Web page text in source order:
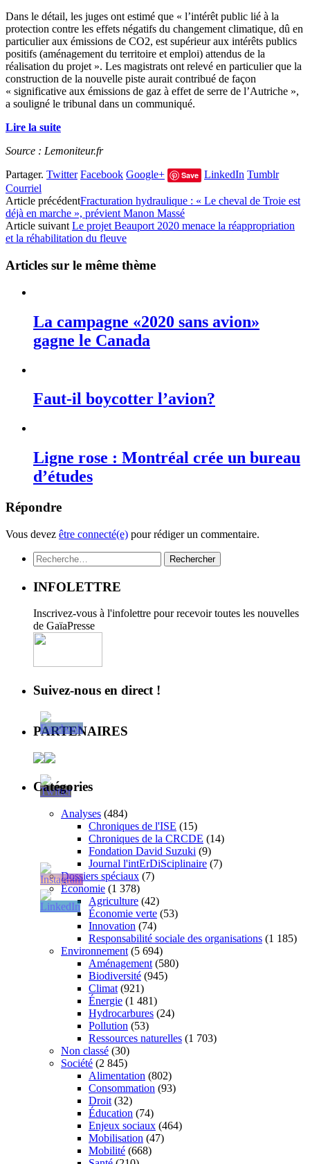
Dans le détail, les juges ont estimé que « l’intérêt public lié à la
protection contre les effets négatifs du changement climatique, dû en
particulier aux émissions de CO2, est supérieur aux intérêts publics
positifs (aménagement du territoire et emploi) attendus de la
réalisation du projet ». Les magistrats ont relevé en particulier que la
construction de la nouvelle piste aurait contribué de façon
« significative aux émissions de gaz à effet de serre de l’Autriche »,
a souligné le tribunal dans un communiqué.
Lire la suite
Source : Lemoniteur.fr
Partager. Twitter Facebook Google+ Save LinkedIn Tumblr
Courriel
Article précédentFracturation hydraulique : « Le cheval de Troie est
déjà en marche », prévient Manon Massé
Article suivant Le projet Beauport 2020 menace la réappropriation
et la réhabilitation du fleuve
Articles sur le même thème
La campagne «2020 sans avion»
gagne le Canada
Faut-il boycotter l’avion?
Ligne rose : Montréal crée un bureau
d’études
Répondre
Vous devez être connecté(e) pour rédiger un commentaire.
Rechercher :
INFOLETTRE
Inscrivez-vous à l'infolettre pour recevoir toutes les nouvelles
de GaïaPresse
Suivez-nous en direct !
PARTENAIRES
Catégories
Analyses (484)
Chroniques de l'ISE (15)
Chroniques de la CRCDE (14)
Fondation David Suzuki (9)
Journal l'intErDiSciplinaire (7)
Dossiers spéciaux (7)
Économie (1 378)
Agriculture (42)
Économie verte (53)
Innovation (74)
Responsabilité sociale des organisations (1 185)
Environnement (5 694)
Aménagement (580)
Biodiversité (945)
Climat (921)
Énergie (1 481)
Hydrocarbures (24)
Pollution (53)
Ressources naturelles (1 703)
Non classé (30)
Société (2 845)
Alimentation (802)
Consommation (93)
Droit (32)
Éducation (74)
Enjeux sociaux (464)
Mobilisation (47)
Mobilité (668)